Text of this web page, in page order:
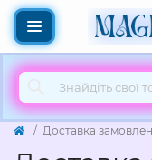
Доставка